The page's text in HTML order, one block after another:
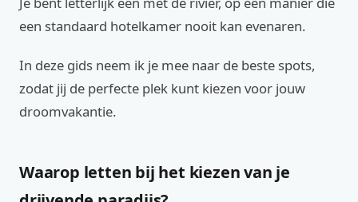
een standaard hotelkamer nooit kan evenaren.
In deze gids neem ik je mee naar de beste spots,
zodat jij de perfecte plek kunt kiezen voor jouw
droomvakantie.
Waarop letten bij het kiezen van je